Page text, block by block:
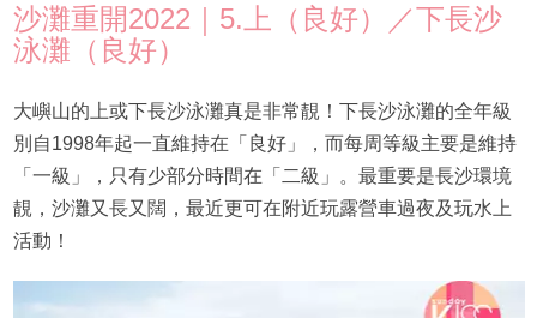
沙灘重開2022｜5.上（良好）／下長沙
泳灘（良好）
大嶼山的上或下長沙泳灘真是非常靚！下長沙泳灘的全年級
別自1998年起一直維持在「良好」，而每周等級主要是維持
「一級」，只有少部分時間在「二級」。最重要是長沙環境
靚，沙灘又長又闊，最近更可在附近玩露營車過夜及玩水上
活動！